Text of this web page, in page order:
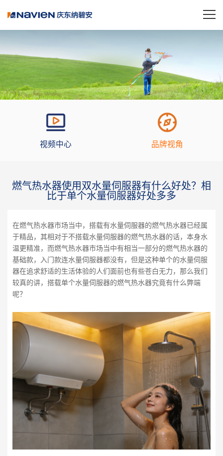
视频中心 品牌视角
燃气热水器使用双水量伺服器有什么好处？相
比于单个水量伺服器好处多多
在燃气热水器市场当中，搭载有水量伺服器的燃气热水器已经属
于精品，其相对于不搭载水量伺服器的燃气热水器的话，本身水
温更精准，而燃气热水器市场当中有相当一部分的燃气热水器的
基础款，入门款连水量伺服器都没有，但是这种单个的水量伺服
器在追求舒适的生活体验的人们面前也有些苍白无力，那么我们
较真的讲，搭载单个水量伺服器的燃气热水器究竟有什么弊端
呢？